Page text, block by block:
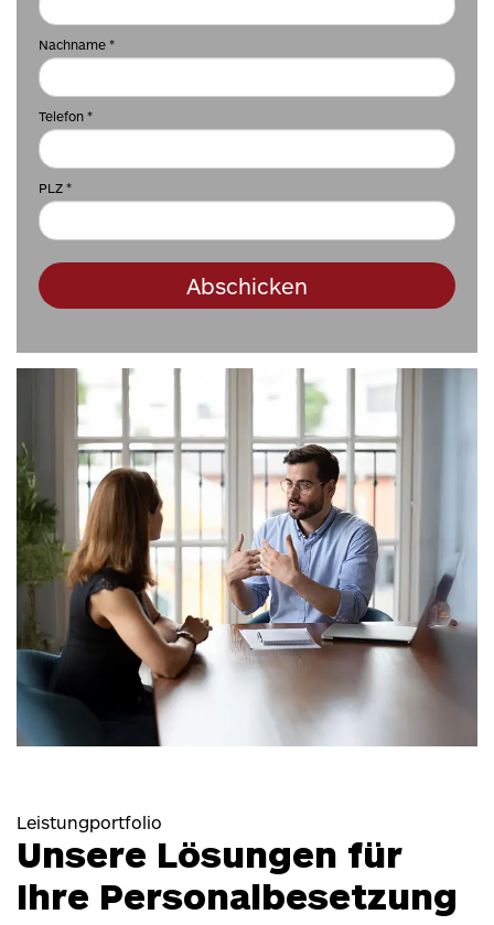
Nachname *
Telefon *
PLZ *
Abschicken
Leistungportfolio
Unsere Lösungen für
Ihre Personalbesetzung